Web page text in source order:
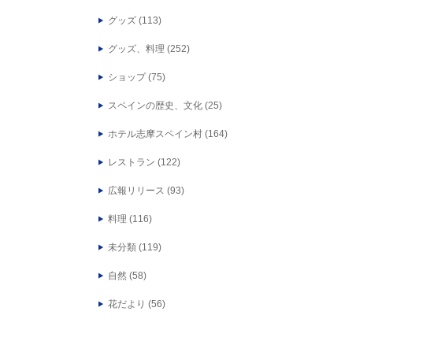
グッズ (113)
グッズ、料理 (252)
ショップ(75)
スペインの歴史、文化 (25)
ホテル志摩スペイン村 (164)
レストラン (122)
広報リリース (93)
料理 (116)
未分類 (119)
自然 (58)
花だより (56)